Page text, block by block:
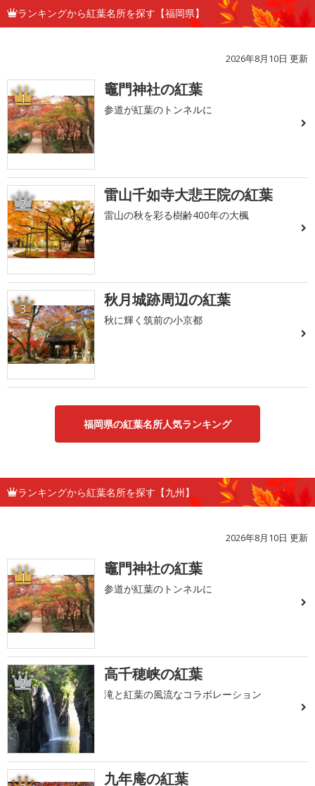
ランキングから紅葉名所を探す【福岡県】
2026年8月10日 更新
1 竈門神社の紅葉
参道が紅葉のトンネルに
2 雷山千如寺大悲王院の紅葉
雷山の秋を彩る樹齢400年の大楓
3 秋月城跡周辺の紅葉
秋に輝く筑前の小京都
福岡県の紅葉名所人気ランキング
ランキングから紅葉名所を探す【九州】
2026年8月10日 更新
1 竈門神社の紅葉
参道が紅葉のトンネルに
2 高千穂峡の紅葉
滝と紅葉の風流なコラボレーション
九年庵の紅葉